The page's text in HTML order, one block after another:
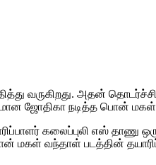
வருகிறது. அதன்
ஜோதிகா நடித்த பொன்
கலைப்புலி எஸ்
மகள் வந்தாள் படத்தின்